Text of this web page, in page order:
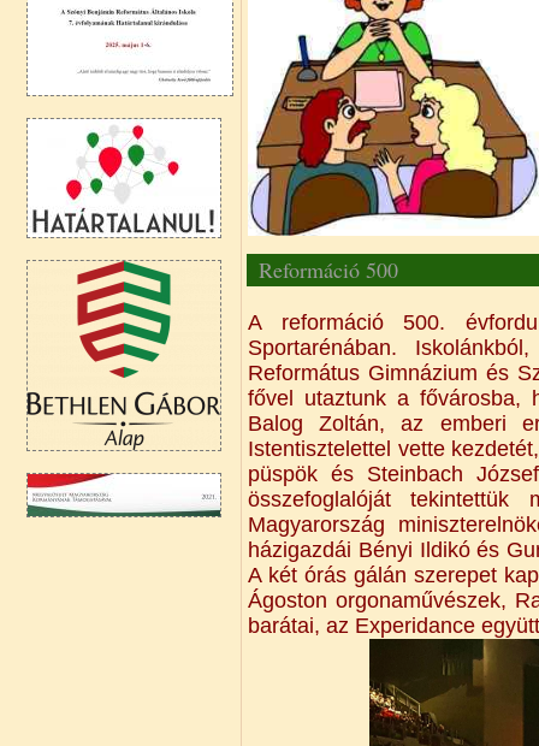
Reformáció 500
A reformáció 500.
Sportarénában.
Református Gimnázium és
fővel utaztunk a fővárosba,
Balog Zoltán, az emberi
Istentisztelettel vette
püspök és Steinbach
összefoglalóját
Magyarország
házigazdái Bényi Ildikó és
A két órás gálán szerepet
Ágoston orgonaművészek,
barátai, az Experidance